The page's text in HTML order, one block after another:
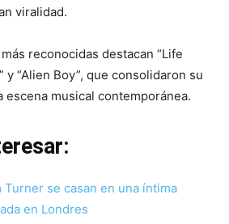
viralidad.
reconocidas destacan “Life
y “Alien Boy”, que consolidaron su
escena musical contemporánea.
Turner se casan en una íntima
en Londres